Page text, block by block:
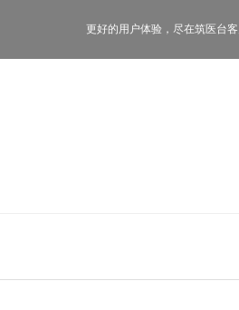
更好的用户体验， 尽在筑医台